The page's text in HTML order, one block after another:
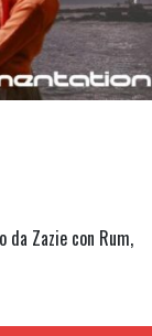
Zazie con Rum,